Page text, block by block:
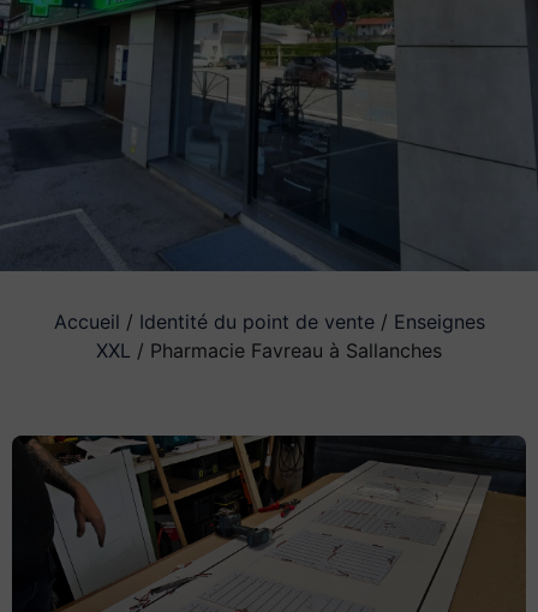
Accueil / Identité du point de vente/ Enseignes
XXL / Pharmacie Favreau à Sallanches